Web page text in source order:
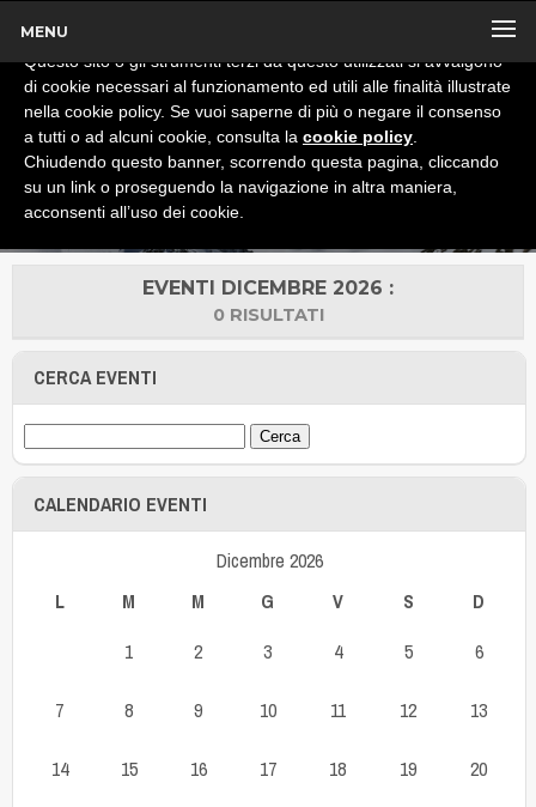
MENU
EVENTI DICEMBRE 2026 :
0 RISULTATI
CERCA EVENTI
CALENDARIO EVENTI
Dicembre 2026
L
M M G V S D
1 2 3 4 5 6
7 8 9 10 11 12 13
14 15 16 17 18 19 20
x
Informativa
Questo sito o gli strumenti terzi da questo utilizzati si avvalgono
di cookie necessari al funzionamento ed utili alle finalità illustrate
nella cookie policy. Se vuoi saperne di più o negare il consenso
a tutti o ad alcuni cookie, consulta la cookie policy
Chiudendo questo banner, scorrendo questa pagina, cliccando
su un link o proseguendo la navigazione in altra maniera,
acconsenti all’uso dei cookie.